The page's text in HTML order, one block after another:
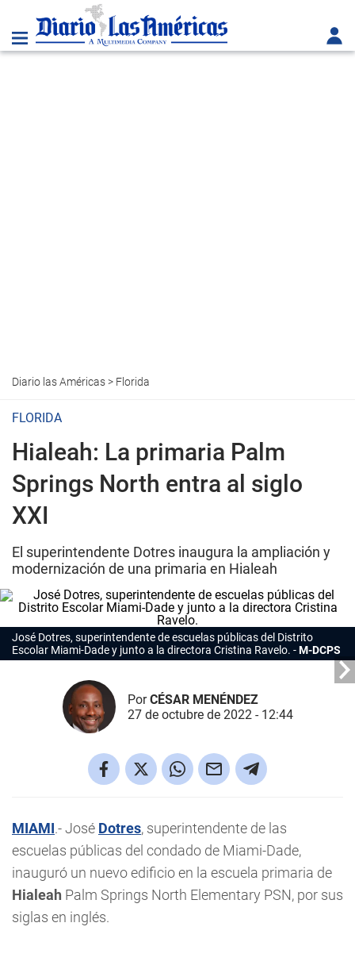
Diario las Américas> Florida
FLORIDA
Hialeah: La primaria Palm
Springs North entra al siglo
XXI
El superintendente Dotres inaugura la ampliación y
modernización de una primaria en Hialeah
José Dotres, superintendente de escuelas públicas del Distrito
Escolar Miami-Dade y junto a la directora Cristina Ravelo.
M-DCPS
PorCÉSAR MENÉNDEZ
27 de octubre de 2022 - 12:44
MIAMI.- José Dotres, superintendente de las
escuelas públicas del condado de Miami-Dade,
inauguró un nuevo edificio en la escuela primaria de
Hialeah Palm Springs North Elementary PSN, por sus
siglas en inglés.